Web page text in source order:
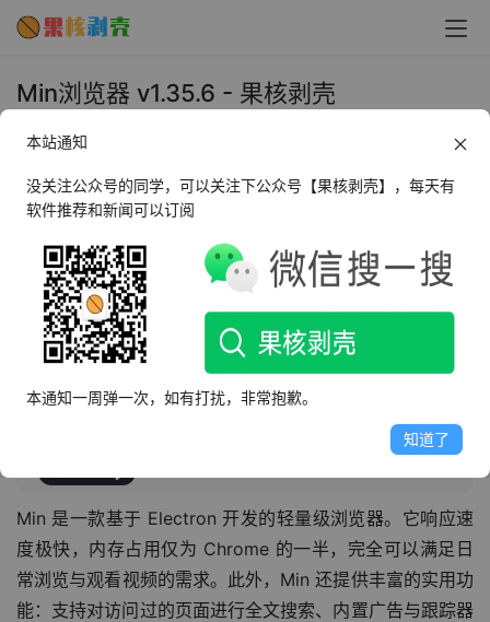
Min浏览器 v1.35.6 - 果核剥壳
2天前• 浏览器
AI摘要
此内容由AI根据文章内容自动生成，并已由人工审核
Min是一款基于Electron的轻量级浏览器，具备快速响应与
低内存占用特点，仅需Chrome一半内存。支持页面全文搜
索、广告与跟踪器拦截、自动阅读器视图、任务管理、书
签标记及密码管理器集成，满足日常浏览与视频观看需
Min 是一款基于 Electron 开发的轻量级浏览器。它响应速
度极快，内存占用仅为 Chrome 的一半，完全可以满足日
常浏览与观看视频的需求。此外，Min 还提供丰富的实用功
能：支持对访问过的页面进行全文搜索、内置广告与跟踪器
本站通知
没关注公众号的同学，可以关注下公众号【果核剥壳】，每天有
软件推荐和新闻可以订阅
本通知一周弹一次，如有打扰，非常抱歉。
知道了